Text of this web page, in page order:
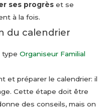
ses progrès et se
à la fois.
du calendrier
typeOrganiseur Familial
et préparer le calendrier: il
Cette étape doit être
des conseils, mais on